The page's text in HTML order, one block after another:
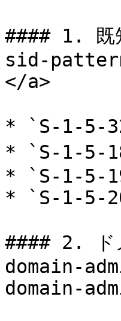
#### 1. 既
sid-
</a>
* `S-1-5-
* `S-1-5-
* `S-1-5-
* `S-1-5-
#### 2. ド
domain-
domain-